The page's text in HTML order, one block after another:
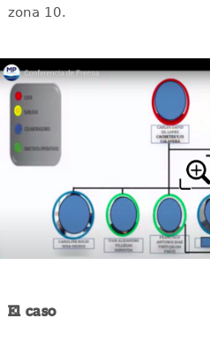
zona 10.
El caso